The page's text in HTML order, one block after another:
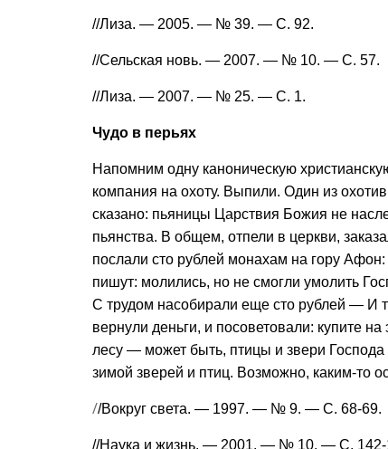
//Лиза. — 2005. — № 39. — С. 92.
//Сельская новь. — 2007. — № 10. — С. 57.
//Лиза. — 2007. — № 25. — С. 1.
Чудо в перьях
Напомним одну каноническую
компания на охоту. Выпили. Один из
сказано: пьяницы Царствия Божия не
пьянства. В общем, отпели в церкви,
послали сто рублей мона­хам на гору
пишут: моли­лись, но не смогли умолить
С трудом насобирали еще сто рублей — И
вер­нули деньги, и посоветовали: купите
лесу — может быть, птицы и звери Господа
зимой зверей и птиц. Возмож­но, каким-то
//Вокруг света. — 1997. — № 9. — С. 68-69.
//Наука и жизнь. — 2001. — № 10. — С. 142-